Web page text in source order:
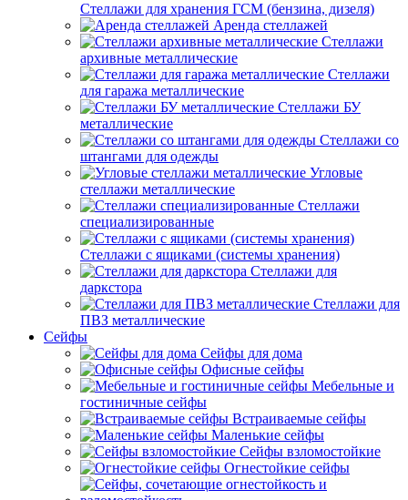
Стеллажи для хранения ГСМ (бензина, дизеля)
Аренда стеллажей
Стеллажи
архивные металлические
Стеллажи
для гаража металлические
Стеллажи БУ
металлические
Стеллажи со
штангами для одежды
Угловые
стеллажи металлические
Стеллажи
специализированные
Стеллажи с ящиками (системы хранения)
Стеллажи для
даркстора
Стеллажи для
ПВЗ металлические
Сейфы
Сейфы для дома
Офисные сейфы
Мебельные и
гостиничные сейфы
Встраиваемые сейфы
Маленькие сейфы
Сейфы взломостойкие
Огнестойкие сейфы